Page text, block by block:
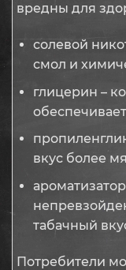
вредны для
солевой
смол и
глицерин –
вкус более
табачный
Потребители